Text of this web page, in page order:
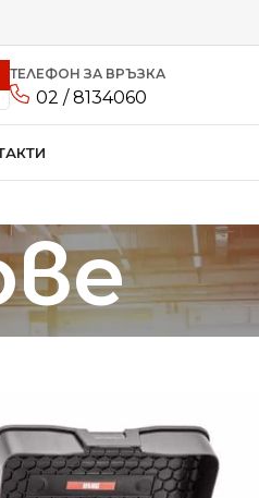
ТЕЛЕФОН ЗА ВРЪЗКА
02 / 8134060